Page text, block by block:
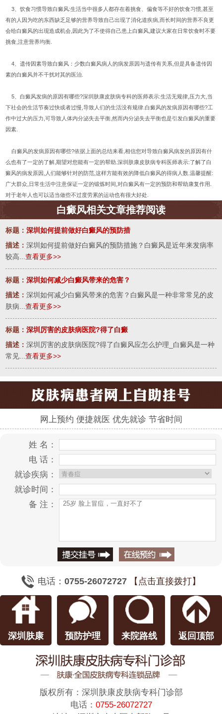
3、饮食习惯导致白癜风:生活当中很多人都存在着挑食、偏食等不好的饮食习惯,甚至
有的人因为吃的东西缺乏足够的营养导致自己出现了消化道疾病,而长时间的营养不良更
会给白癜风的出现造成机会,因此为了不使得自己患上白癜风,建议大家在日常饮食时不要
挑食,注意营养均衡.
4、遗传因素导致白癜风：少数白癜风病人的病发原因与遗传有关系,但是具备遗传因
素的白癜风并不干扰对其的医治.
5、白癜风发病的原因有哪些?深圳肤康皮肤病专科的医师表示:生活无规律,压力大,当
下社会的生活节奏过快或者过慢,导致人们的生活没有规律.白癜风的发病原因有哪些?工
作中过大的压力,可导致人体内分泌失去平衡,然而内分泌失去平衡也是引发白癜风的重要
因素.
白癜风的发病原因有哪些?依据上面的总结来看,相信您对导致白癜风病发的原因有什
么也有了一定的了解,期望对您能有一定的帮助.深圳肤康皮肤病专科医师表示:了解了白
癜风的病发原因,人们能够针对的防范,这样方能有效的降低白癜风的得病人数.温馨提醒:
广大群众,日常生活中注意保证一定的锻炼时间,对白癜风有一定的预防和帮助康复作用.
对于老年人也可以适当做些不过度劳累的运动也有很大好处.
白癜风相关文章推荐阅读
标题：深圳如何提前做好白癜风的预防措
描述：深圳如何提前做好白癜风的预防措施？白癜风是近年来发病率
较高...查看更多>>
标题：深圳如何减少白癜风带来的危害？
描述：深圳如何减少白癜风带来的危害？白癜风是一种非常常见的皮
肤病...查看更多>>
标题：深圳厉害的皮肤病医院?得了白癜
描述：深圳厉害的皮肤病医院?得了白癜风应怎么护理_白癜风是一种
常见...查看更多>>
网上预约 便捷就医 优先就诊 节省时间
姓 名：
电 话：
就诊疾病：
就诊时间：
备 注：
电话：0755-26072727 【点击直接拨打】
深圳肤康 预防护理 来院路线 返回顶部
版权所有： 深圳肤康皮肤病专科门诊部
电话： 0755-26072727